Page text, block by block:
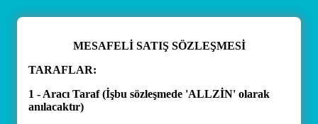
MESAFELİ SATIŞ SÖZLEŞMESİ
TARAFLAR:
1 - Aracı Taraf (İşbu sözleşmede 'ALLZİN' olarak
anılacaktır)